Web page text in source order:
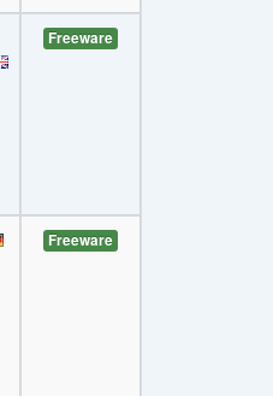
Freeware
Freeware